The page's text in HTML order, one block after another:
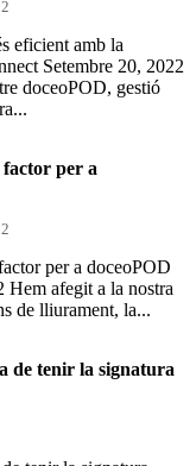
eficient amb la
Setembre 20, 2022
doceoPOD, gestió
factor per a
per a doceoPOD
Hem afegit a la nostra
de lliurament, la...
de tenir la signatura